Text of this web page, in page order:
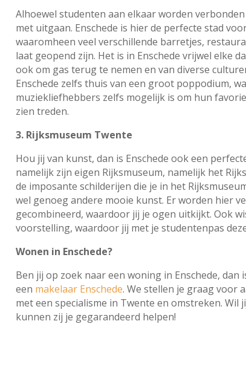
Alhoewel studenten aan elkaar worden
met uitgaan. Enschede is hier de perfecte stad
waaromheen veel verschillende barretjes,
laat geopend zijn. Het is in Enschede vrijwel elke
ook om gas terug te nemen en van diverse
Enschede zelfs thuis van een groot poppodium,
muziekliefhebbers zelfs mogelijk is om hun
zien treden.
3. Rijksmuseum Twente
Hou jij van kunst, dan is Enschede ook een
namelijk zijn eigen Rijksmuseum, namelijk het
de imposante schilderijen die je in het
wel genoeg andere mooie kunst. Er worden hier
gecombineerd, waardoor jij je ogen uitkijkt. Ook
voorstelling, waardoor jij met je studentenpas
Wonen in Enschede?
Ben jij op zoek naar een woning in Enschede,
een makelaar Enschede. We stellen je graag voor
met een specialisme in Twente en omstreken. Wil
kunnen zij je gegarandeerd helpen!